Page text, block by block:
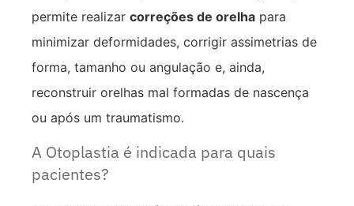
permite realizar correções de orelha para
minimizar deformidades, corrigir assimetrias de
forma, tamanho ou angulação e, ainda,
reconstruir orelhas mal formadas de nascença
ou após um traumatismo.
A Otoplastia é indicada para quais
pacientes?